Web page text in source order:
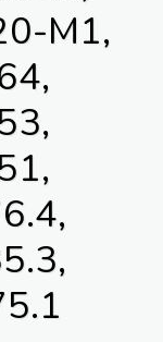
M1,